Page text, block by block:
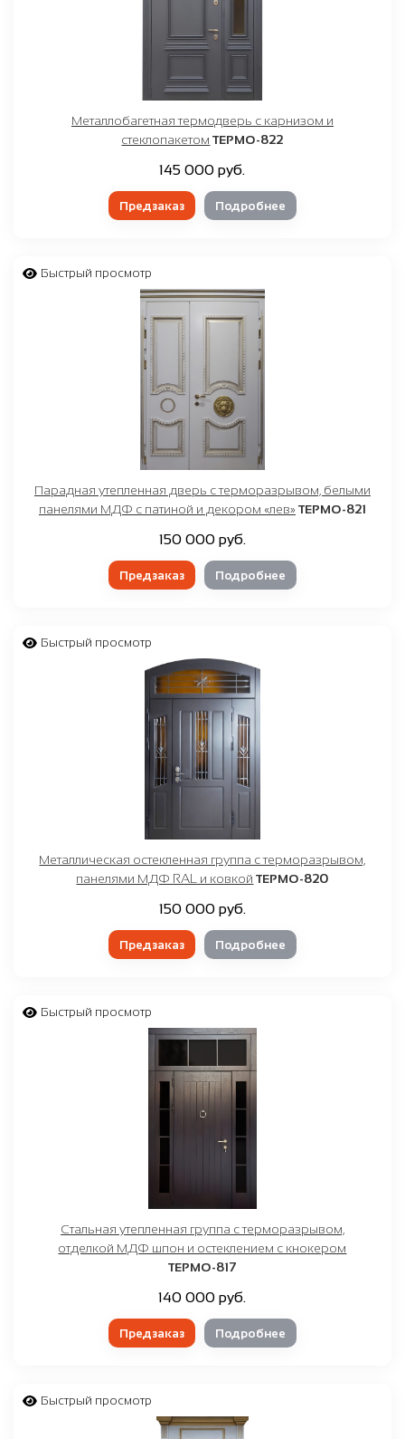
Металлобагетная термодверь с карнизом и
стеклопакетом ТЕРМО-822
145 000 руб.
Предзаказ Подробнее
Быстрый просмотр
Парадная утепленная дверь с терморазрывом, белыми
панелями МДФ с патиной и декором «лев» ТЕРМО-821
150 000 руб.
Предзаказ Подробнее
Быстрый просмотр
Металлическая остекленная группа с терморазрывом,
панелями МДФ RAL и ковкой ТЕРМО-820
150 000 руб.
Предзаказ Подробнее
Быстрый просмотр
Стальная утепленная группа с терморазрывом,
отделкой МДФ шпон и остеклением с кнокером
ТЕРМО-817
140 000 руб.
Предзаказ Подробнее
Быстрый просмотр